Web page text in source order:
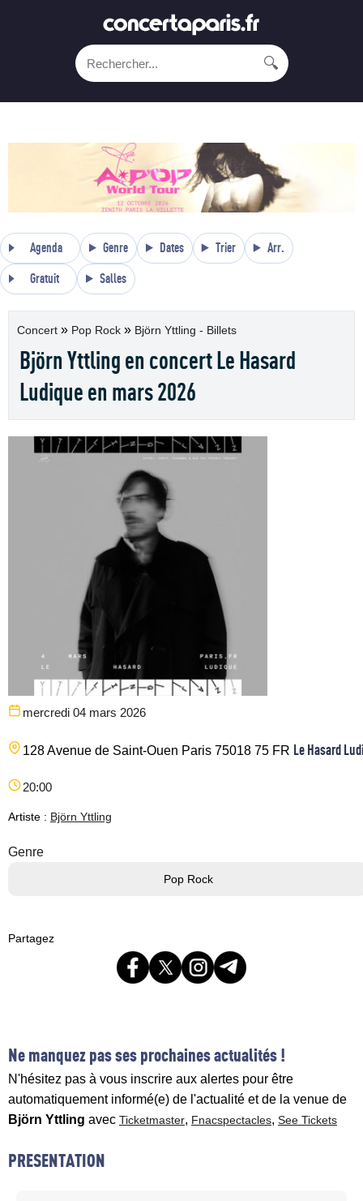
🔍
Agenda Genre Dates Trier Arr.
Gratuit Salles
Concert » Pop Rock » Björn Yttling - Billets
Björn Yttling en concert Le Hasard
Ludique en mars 2026
mercredi 04 mars 2026
128 Avenue de Saint-Ouen Paris 75018 75 FR Le Hasard
20:00
Artiste : Björn Yttling
Genre
Pop Rock
Partagez
Ne manquez pas ses prochaines actualités !
N'hésitez pas à vous inscrire aux alertes pour être
automatiquement informé(e) de l'actualité et de la venue de
Björn Yttling avec Ticketmaster, Fnacspectacles, See Tickets
PRESENTATION